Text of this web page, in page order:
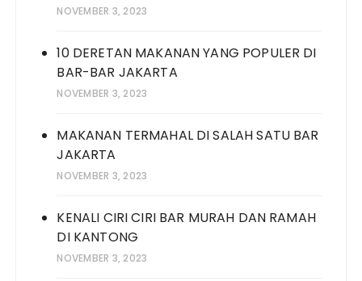
NOVEMBER 3, 2023
10 DERETAN MAKANAN YANG POPULER DI
BAR-BAR JAKARTA
NOVEMBER 3, 2023
MAKANAN TERMAHAL DI SALAH SATU BAR
JAKARTA
NOVEMBER 3, 2023
KENALI CIRI CIRI BAR MURAH DAN RAMAH
DI KANTONG
NOVEMBER 3, 2023